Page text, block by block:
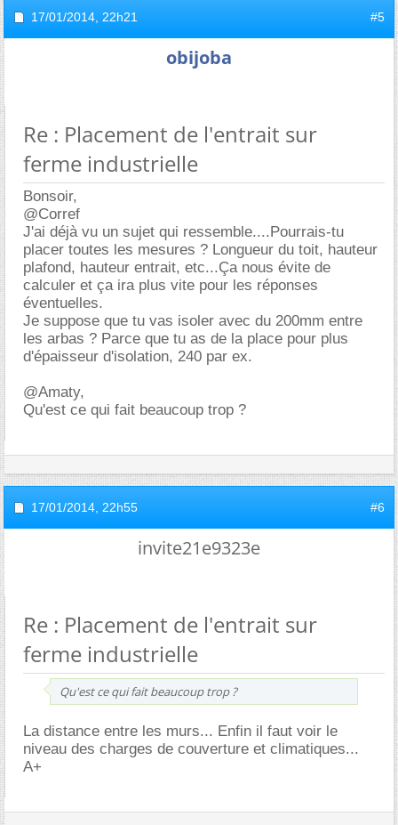
17/01/2014, 22h21 #5
obijoba
Re : Placement de l'entrait sur
ferme industrielle
Bonsoir,
@Corref
J'ai déjà vu un sujet qui ressemble....Pourrais-tu
placer toutes les mesures ? Longueur du toit, hauteur
plafond, hauteur entrait, etc...Ça nous évite de
calculer et ça ira plus vite pour les réponses
éventuelles.
Je suppose que tu vas isoler avec du 200mm entre
les arbas ? Parce que tu as de la place pour plus
d'épaisseur d'isolation, 240 par ex.
@Amaty,
Qu'est ce qui fait beaucoup trop ?
17/01/2014, 22h55 #6
invite21e9323e
Re : Placement de l'entrait sur
ferme industrielle
Qu'est ce qui fait beaucoup trop ?
La distance entre les murs... Enfin il faut voir le
niveau des charges de couverture et climatiques...
A+